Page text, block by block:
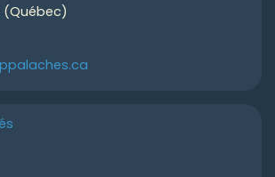
(Québec)